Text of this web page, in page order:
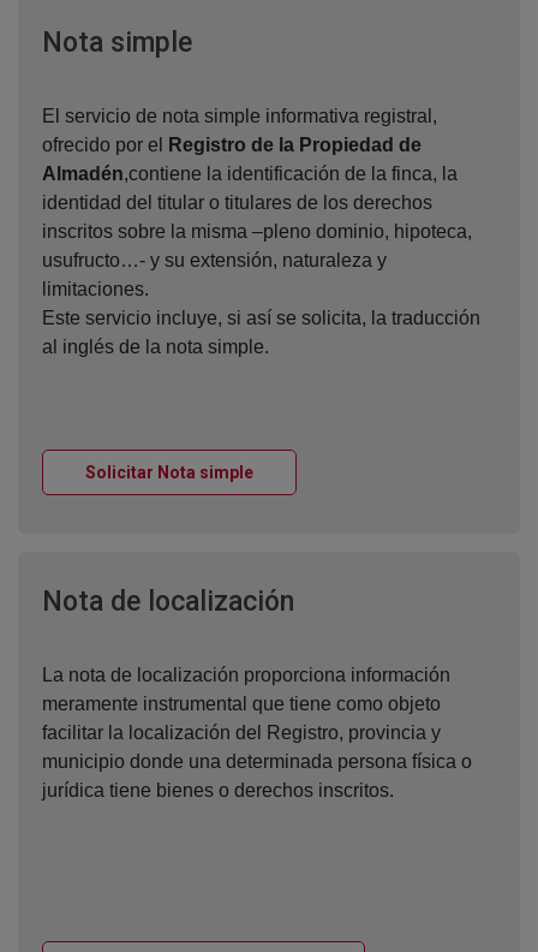
Nota simpleVentana nueva
El servicio de nota simple informativa registral,
ofrecido por el
Registro de la Propiedad de
Almadén,contiene la identificación de la finca, la
identidad del titular o titulares de los derechos
inscritos sobre la misma –pleno dominio, hipoteca,
usufructo…- y su extensión, naturaleza y
limitaciones.
Este servicio incluye, si así se solicita, la traducción
al inglés de la nota simple.
Solicitar Nota simpleVentana nueva
Nota de localización
La nota de localización proporciona información
meramente instrumental que tiene como objeto
facilitar la localización del Registro, provincia y
municipio donde una determinada persona física o
jurídica tiene bienes o derechos inscritos.